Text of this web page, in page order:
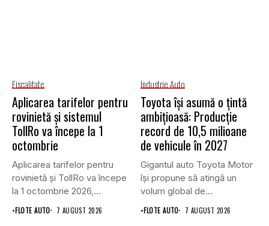
Fiscalitate
Aplicarea tarifelor pentru
rovinietă și sistemul
TollRo va începe la 1
octombrie
Aplicarea tarifelor pentru
rovinietă și TollRo va începe
la 1 octombrie 2026,...
•FLOTE AUTO 7 AUGUST 2026
Industrie Auto
Toyota își asumă o țintă
ambițioasă: Producție
record de 10,5 milioane
de vehicule în 2027
Gigantul auto Toyota Motor
își propune să atingă un
volum global de...
•FLOTE AUTO 7 AUGUST 2026